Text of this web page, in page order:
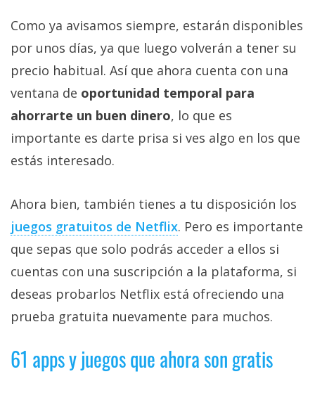
Como ya avisamos siempre, estarán disponibles
por unos días, ya que luego volverán a tener su
precio habitual. Así que ahora cuenta con una
ventana de oportunidad temporal para
ahorrarte un buen dinero, lo que es
importante es darte prisa si ves algo en los que
estás interesado.
Ahora bien, también tienes a tu disposición los
juegos gratuitos de Netflix‎. Pero es importante
que sepas que solo podrás acceder a ellos si
cuentas con una suscripción a la plataforma, si
deseas probarlos Netflix está ofreciendo una
prueba gratuita nuevamente para muchos.
61 apps y juegos que ahora son gratis